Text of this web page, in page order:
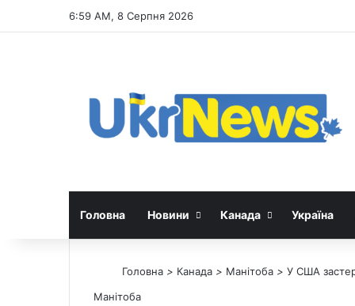
6:59 AM, 8 Серпня 2026
Головна Новини Канада Україна
Головна > Канада > Манітоба > У США
Манітоба